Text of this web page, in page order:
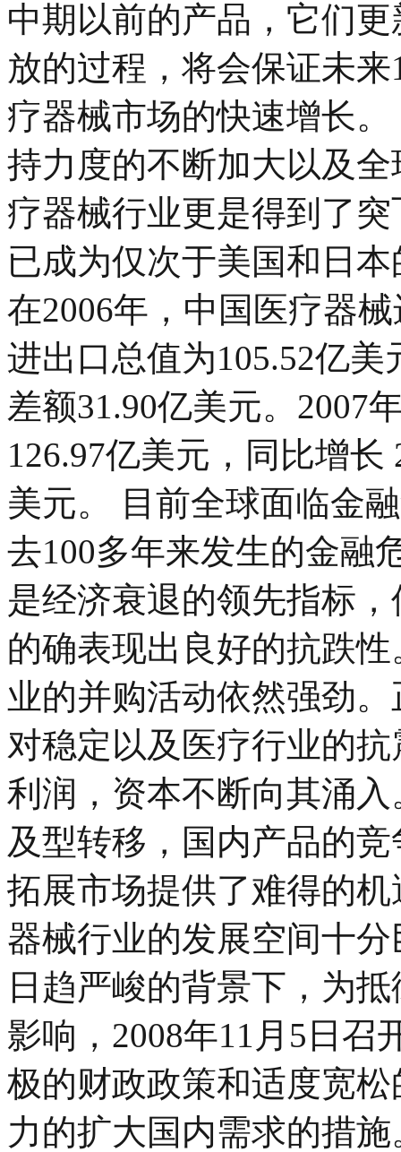
中期以前的产品，它们
放的过程，将会保证未
疗器械市场的快速增长
持力度的不断加大以及
疗器械行业更是得到了
已成为仅次于美国和日
在2006年，中国医疗器
进出口总值为105.52亿
差额31.90亿美元。2007
126.97亿美元，同比增长
美元。 目前全球面临金
去100多年来发生的金融
是经济衰退的领先指标
的确表现出良好的抗跌
业的并购活动依然强劲
对稳定以及医疗行业的
利润，资本不断向其涌
及型转移，国内产品的
拓展市场提供了难得的
器械行业的发展空间十
日趋严峻的背景下，为
影响，2008年11月5日召
极的财政政策和适度宽
力的扩大国内需求的措